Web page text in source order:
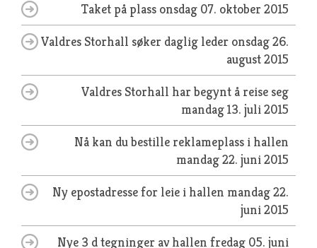
Taket på plass onsdag 07. oktober 2015
Valdres Storhall søker daglig leder onsdag 26.
august 2015
Valdres Storhall har begynt å reise seg
mandag 13. juli 2015
Nå kan du bestille reklameplass i hallen
mandag 22. juni 2015
Ny epostadresse for leie i hallen mandag 22.
juni 2015
Nye 3 d tegninger av hallen fredag 05. juni